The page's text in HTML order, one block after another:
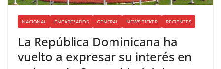
NACIONAL ENCABEZADOS GENERAL NEWS TICKER RECIENTES
La República Dominicana ha
vuelto a expresar su interés en